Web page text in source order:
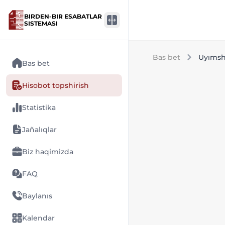
BIRDEN-BIR ESABATLAR
SISTEMASI
Bas bet
Hisobot topshirish
Statistika
Jañalıqlar
Biz haqimizda
FAQ
Baylanıs
Kalendar
Bas bet